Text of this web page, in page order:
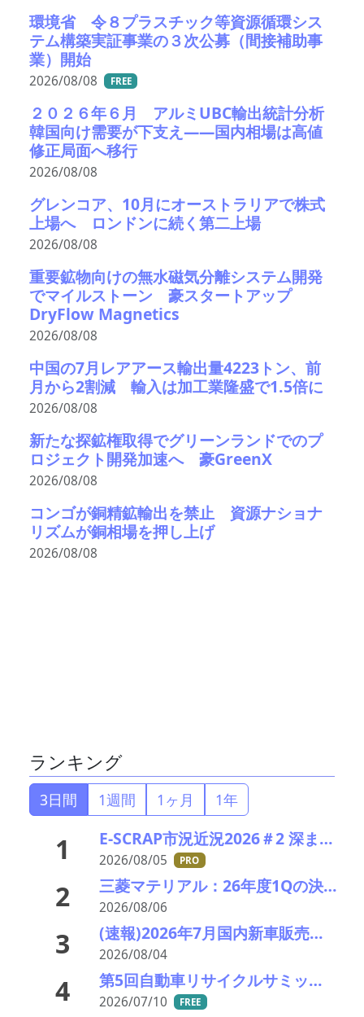
環境省 令８プラスチック等資源循環シス
テム構築実証事業の３次公募（間接補助事
業）開始
2026/08/08 FREE
２０２６年６月 アルミUBC輸出統計分析
韓国向け需要が下支え――国内相場は高値
修正局面へ移行
2026/08/08
グレンコア、10月にオーストラリアで株式
上場へ ロンドンに続く第二上場
2026/08/08
重要鉱物向けの無水磁気分離システム開発
でマイルストーン 豪スタートアップ
DryFlow Magnetics
2026/08/08
中国の7月レアアース輸出量4223トン、前
月から2割減 輸入は加工業隆盛で1.5倍に
2026/08/08
新たな探鉱権取得でグリーンランドでのプ
ロジェクト開発加速へ 豪GreenX
2026/08/08
コンゴが銅精鉱輸出を禁止 資源ナショナ
リズムが銅相場を押し上げ
2026/08/08
ランキング
3日間 1週間 1ヶ月 1年
1 E-SCRAP市況近況2026＃2 深まりゆくそれぞれの秋景色!?――ＪＸ金属、三菱マテリアルのいま
2026/08/05 PRO
2 三菱マテリアル：26年度1Qの決算説明会を開催。業績見通しを大幅上方修正
2026/08/06
3 (速報)2026年7月国内新車販売 41万7千台 前年同月比7%増加 4か月連続プラス
2026/08/04
4 第5回自動車リサイクルサミット ～再生材料をいかに使うか、違法業者対策、中古車輸出問題を語ろう～
2026/07/10 FREE